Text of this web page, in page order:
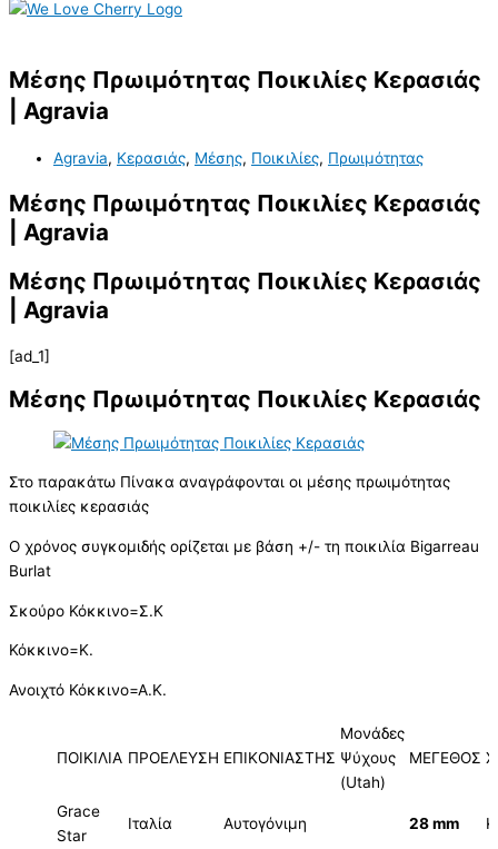
Μέσης Πρωιμότητας Ποικιλίες Κερασιάς
| Agravia
Agravia, Κερασιάς, Μέσης, Ποικιλίες, Πρωιμότητας
Μέσης Πρωιμότητας Ποικιλίες Κερασιάς
| Agravia
Μέσης Πρωιμότητας Ποικιλίες Κερασιάς
| Agravia
[ad_1]
Μέσης Πρωιμότητας Ποικιλίες Κερασιάς
Στο παρακάτω Πίνακα αναγράφονται οι μέσης πρωιμότητας
ποικιλίες κερασιάς
Ο χρόνος συγκομιδής ορίζεται με βάση +/- τη ποικιλία Bigarreau
Burlat
Σκούρο Κόκκινο=Σ.Κ
Κόκκινο=Κ.
Ανοιχτό Κόκκινο=Α.Κ.
ΠΟΙΚΙΛΙΑ ΠΡΟΕΛΕΥΣΗ ΕΠΙΚΟΝΙΑΣΤΗΣ
Μονάδες
Ψύχους
(Utah)
ΜΕΓΕΘΟΣ
Grace
Star
Ιταλία Αυτογόνιμη 28 mm